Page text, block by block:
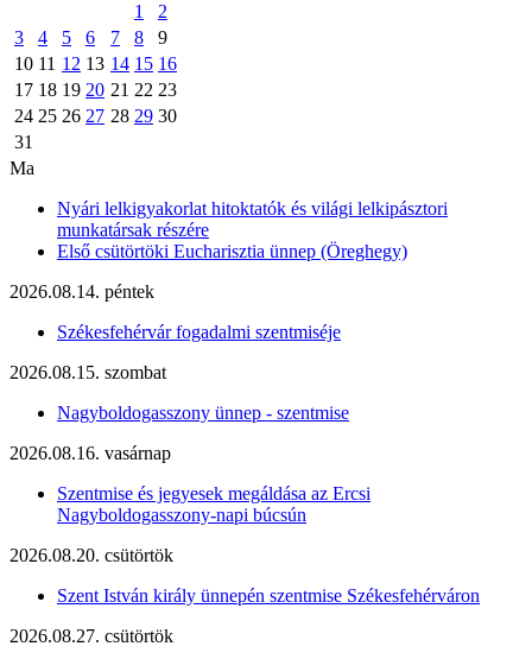
1
2
3
4 5 6 7 8
9
10 11 12 13 14 15 16
17 18 19 20 21 22 23
24 25 26 27 28 29 30
31
Ma
Nyári lelkigyakorlat hitoktatók és világi lelkipásztori
munkatársak részére
Első csütörtöki Eucharisztia ünnep (Öreghegy)
2026.08.14. péntek
Székesfehérvár fogadalmi szentmiséje
2026.08.15. szombat
Nagyboldogasszony ünnep - szentmise
2026.08.16. vasárnap
Szentmise és jegyesek megáldása az Ercsi
Nagyboldogasszony-napi búcsún
2026.08.20. csütörtök
Szent István király ünnepén szentmise Székesfehérváron
2026.08.27. csütörtök